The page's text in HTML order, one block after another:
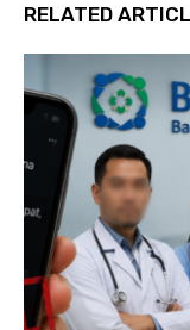
RELATED